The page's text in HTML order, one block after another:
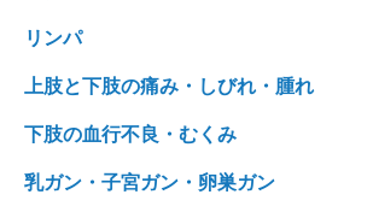
リンパ
上肢と下肢の痛み・しびれ・腫れ
下肢の血行不良・むくみ
乳ガン・子宮ガン・卵巣ガン